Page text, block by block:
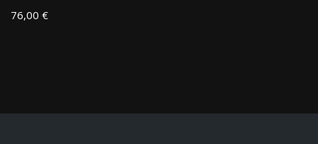
76,00 €